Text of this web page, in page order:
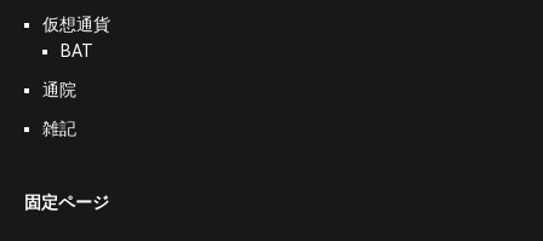
仮想通貨
BAT
通院
雑記
固定ページ